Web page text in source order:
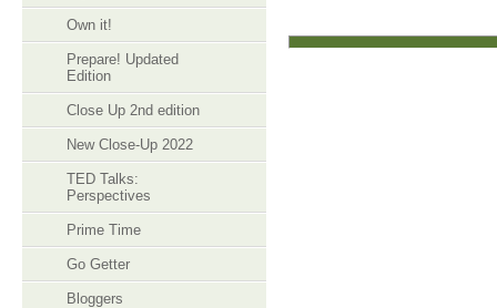
Own it!
Prepare! Updated
Edition
Close Up 2nd edition
New Close-Up 2022
TED Talks:
Perspectives
Prime Time
Go Getter
Bloggers